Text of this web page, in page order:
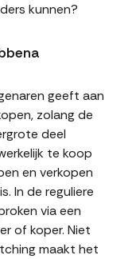
kunnen?
geeft aan
zolang de
deel
te koop
en verkopen
In de reguliere
via een
of koper. Niet
maakt het